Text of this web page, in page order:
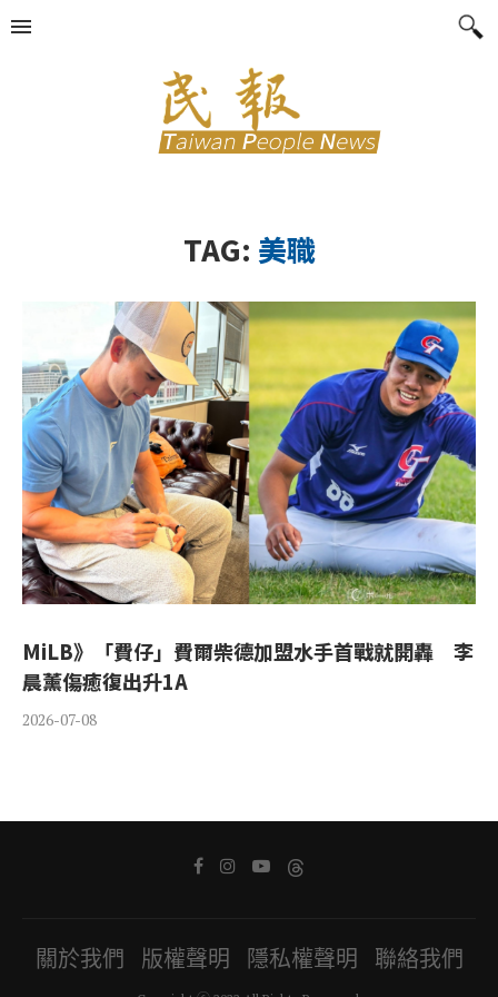
TAG: 美職
MiLB》「費仔」費爾柴德加盟水手首戰就開轟 李
晨薰傷癒復出升1A
2026-07-08
關於我們 版權聲明 隱私權聲明 聯絡我們